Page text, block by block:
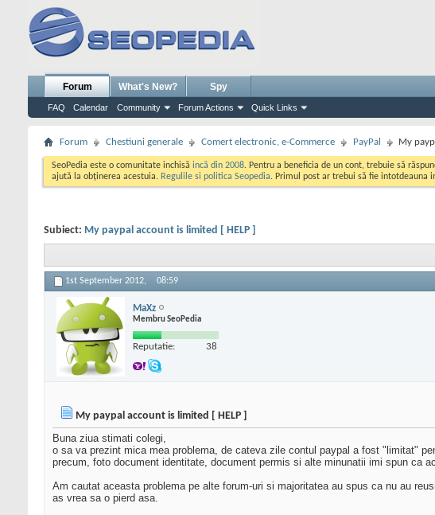
Forum
FAQ Calendar Community Forum Actions Quick Links
What's New? Spy
Forum Chestiuni generale Comert electronic, e-Commerce PayPal My
SeoPedia este o comunitate inchisă incă din 2008. Pentru a beneficia de un cont, trebuie să
ajută la obținerea acestuia. Regulile si politica Seopedia. Primul post ar trebui să fie intotdeauna
Subiect: My paypal account is limited [ HELP ]
1st September 2012, 08:59
MaXz
Membru SeoPedia
Reputatie: 38
My paypal account is limited [ HELP ]
Buna ziua stimati colegi,
o sa va prezint mica mea problema, de cateva zile contul paypal a fost "limitat"
precum, foto document identitate, document permis si alte minunatii imi spun ca
Am cautat aceasta problema pe alte forum-uri si majoritatea au spus ca nu au
as vrea sa o pierd asa.